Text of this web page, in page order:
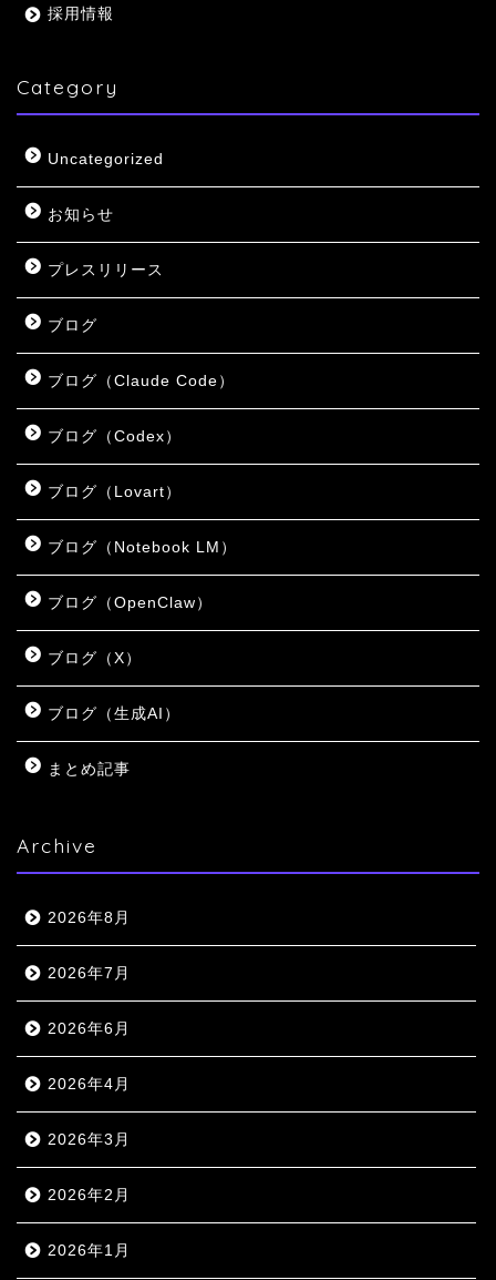
採用情報
Category
Uncategorized
お知らせ
プレスリリース
ブログ
ブログ（Claude Code）
ブログ（Codex）
ブログ（Lovart）
ブログ（Notebook LM）
ブログ（OpenClaw）
ブログ（X）
ブログ（生成AI）
まとめ記事
Archive
2026年8月
2026年7月
2026年6月
2026年4月
2026年3月
2026年2月
2026年1月